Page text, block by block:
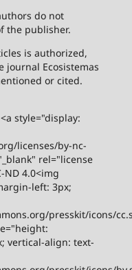
do not
the publisher.
is authorized,
Ecosistemas
or cited.
style="display:
licenses/by-nc-
rel="license
ND 4.0<img
left: 3px;
presskit/icons/
vertical-align: text-